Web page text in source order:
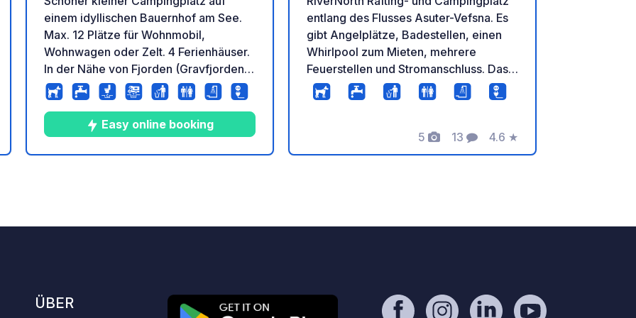
einem idyllischen Bauernhof am See.
Max. 12 Plätze für Wohnmobil,
Wohnwagen oder Zelt. 4 Ferienhäuser.
In der Nähe von Fjorden (Gravfjorden +
Velfjorden). Blick auf See und Berge.
Wanderwege direkt vom Campingplatz
aus. Vor Ort Verleih von Ruderbooten,
Kanus und Tretbooten, Verkauf von
Angelkarten und ein kleiner Hofladen.
Easy online booking
entlang des Flusses Asuter-Vefsna. Es
gibt Angelplätze, Badestellen, einen
Whirlpool zum Mieten, mehrere
Feuerstellen und Stromanschluss. Das
Unternehmen bietet unter anderem
Rafting für Familien und Erwachsene an.
Parkplatz und beim Freilichtmuseum
keine kostenlosen Parkplätze über
5
Fotos
13
Kommentare
4.6
Bewertung
★
ÜBER